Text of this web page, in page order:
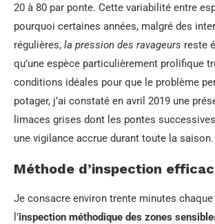
20 à 80 par ponte. Cette variabilité entre
pourquoi certaines années, malgré des
régulières, la pression des ravageurs reste
qu’une espèce particulièrement prolifique
conditions idéales pour que le problème
potager, j’ai constaté en avril 2019 une
limaces grises dont les pontes
une vigilance accrue durant toute la saison.
Méthode d’inspection
Je consacre environ trente minutes chaque
l’inspection méthodique des zones